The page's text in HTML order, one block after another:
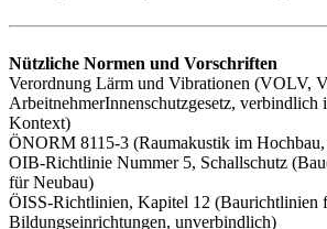
Nützliche Normen und Vorschriften
Verordnung Lärm und Vibrationen (VOLV,
ArbeitnehmerInnenschutzgesetz, verbindlich
Kontext)
ÖNORM 8115-3 (Raumakustik im
OIB-Richtlinie Nummer 5, Schallschutz
für Neubau)
ÖISS-Richtlinien, Kapitel 12 (Baurichtlinien
Bildungseinrichtungen, unverbindlich)